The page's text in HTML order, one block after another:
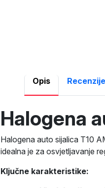
Opis
Halogena
Halogena auto sijalica T10
idealna je za osvjetljavanje
Ključne karakteristike: